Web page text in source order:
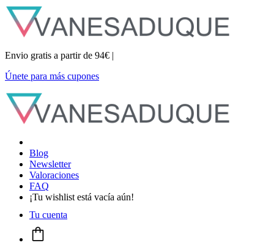
Envio gratis a partir de 94€ |
Únete para más cupones
Blog
Newsletter
Valoraciones
FAQ
¡Tu wishlist está vacía aún!
Tu cuenta